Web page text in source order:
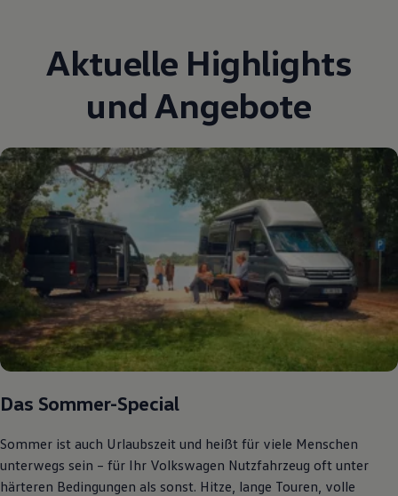
Karriere
Karriere im Unternehmen
Karriere im Autohaus
Nachhaltigkeit
Kunden
Natur
Events
Rückblick VW Bus Festival 2023
75 Jahre Bulli Jubiläum
Bulli Magazin
Fahrzeugabholung ab Werk
Uptime
Aktuelle Highlights
und Angebote
Das Sommer-Special
Sommer ist auch Urlaubszeit und heißt für viele Menschen
unterwegs sein – für Ihr Volkswagen Nutzfahrzeug oft unter
härteren Bedingungen als sonst. Hitze, lange Touren, volle